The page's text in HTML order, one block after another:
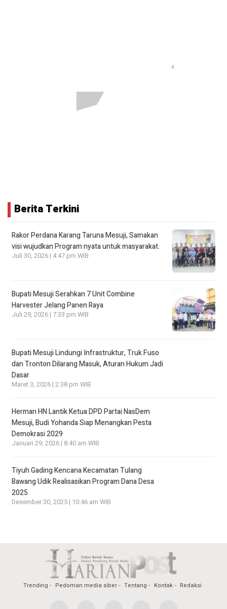
Berita Terkini
Rakor Perdana Karang Taruna Mesuji, Samakan
visi wujudkan Program nyata untuk masyarakat.
Juli 30, 2026 | 4:47 pm WIB
Bupati Mesuji Serahkan 7 Unit Combine
Harvester Jelang Panen Raya
Juli 29, 2026 | 7:33 pm WIB
Bupati Mesuji Lindungi Infrastruktur, Truk Fuso
dan Tronton Dilarang Masuk, Aturan Hukum Jadi
Dasar
Maret 3, 2026 | 2:38 pm WIB
Herman HN Lantik Ketua DPD Partai NasDem
Mesuji, Budi Yohanda Siap Menangkan Pesta
Demokrasi 2029
Januari 29, 2026 | 8:40 am WIB
Tiyuh Gading Kencana Kecamatan Tulang
Bawang Udik Realisasikan Program Dana Desa
2025
Desember 30, 2025 | 10:46 am WIB
Trending Pedoman media siber Tentang Kontak Redaksi